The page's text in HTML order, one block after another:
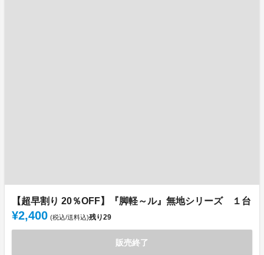
【超早割り 20％OFF】『脚軽～ル』無地シリーズ １台
¥2,400 (税込/送料込)残り29
販売終了